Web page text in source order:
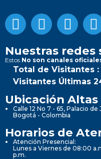
Nuestras redes
Estos No son canales
Total de Visitantes :
Visitantes Últimas
Ubicación Altas
Calle 12 No 7 - 65, Palacio
Bogotá - Colombia
Horarios de
Atención Presencial:
Lunes a Viernes de 08:00
p.m.